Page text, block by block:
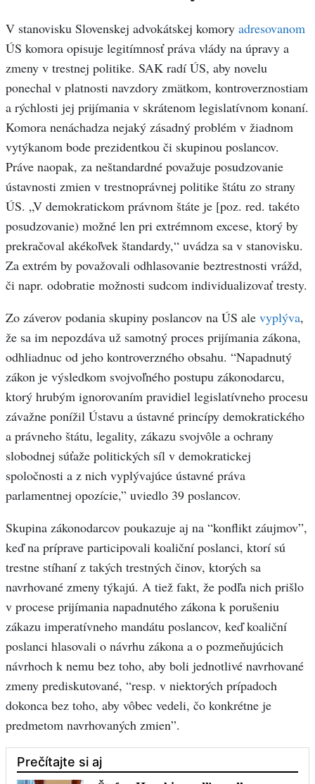
V stanovisku Slovenskej advokátskej komory adresovanom
ÚS komora opisuje legitímnosť práva vlády na úpravy a
zmeny v trestnej politike. SAK radí ÚS, aby novelu
ponechal v platnosti navzdory zmätkom, kontroverznostiam
a rýchlosti jej prijímania v skrátenom legislatívnom konaní.
Komora nenáchadza nejaký zásadný problém v žiadnom
vytýkanom bode prezidentkou či skupinou poslancov.
Práve naopak, za neštandardné považuje posudzovanie
ústavnosti zmien v trestnoprávnej politike štátu zo strany
ÚS. „V demokratickom právnom štáte je [poz. red. takéto
posudzovanie) možné len pri extrémnom excese, ktorý by
prekračoval akékoľvek štandardy,“ uvádza sa v stanovisku.
Za extrém by považovali odhlasovanie beztrestnosti vrážd,
či napr. odobratie možnosti sudcom individualizovať tresty.
Zo záverov podania skupiny poslancov na ÚS ale vyplýva,
že sa im nepozdáva už samotný proces prijímania zákona,
odhliadnuc od jeho kontroverzného obsahu. “Napadnutý
zákon je výsledkom svojvoľného postupu zákonodarcu,
ktorý hrubým ignorovaním pravidiel legislatívneho procesu
závažne ponížil Ústavu a ústavné princípy demokratického
a právneho štátu, legality, zákazu svojvôle a ochrany
slobodnej súťaže politických síl v demokratickej
spoločnosti a z nich vyplývajúce ústavné práva
parlamentnej opozície,” uviedlo 39 poslancov.
Skupina zákonodarcov poukazuje aj na “konflikt záujmov”,
keď na príprave participovali koaliční poslanci, ktorí sú
trestne stíhaní z takých trestných činov, ktorých sa
navrhované zmeny týkajú. A tiež fakt, že podľa nich prišlo
v procese prijímania napadnutého zákona k porušeniu
zákazu imperatívneho mandátu poslancov, keď koaliční
poslanci hlasovali o návrhu zákona a o pozmeňujúcich
návrhoch k nemu bez toho, aby boli jednotlivé navrhované
zmeny prediskutované, “resp. v niektorých prípadoch
dokonca bez toho, aby vôbec vedeli, čo konkrétne je
predmetom navrhovaných zmien”.